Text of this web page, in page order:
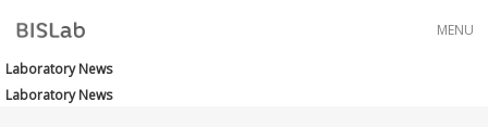
MENU
Laboratory News
Laboratory News